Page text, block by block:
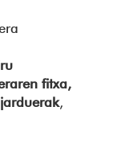
fitxa,
,